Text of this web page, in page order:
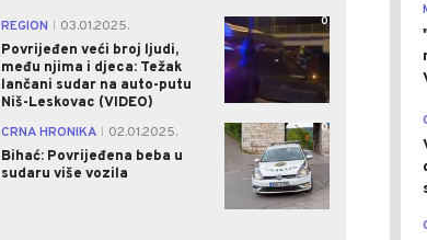
REGION
03.01.2025.
Povrijeđen veći broj ljudi,
među njima i djeca: Težak
lančani sudar na auto-putu
Niš-Leskovac (VIDEO)
0
CRNA HRONIKA
02.01.2025.
Bihać: Povrijeđena beba u
sudaru više vozila
0